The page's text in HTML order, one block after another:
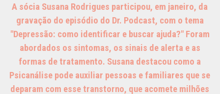
A sócia Susana Rodrigues participou, em janeiro, da
gravação do episódio do Dr. Podcast, com o tema
"Depressão: como identificar e buscar ajuda?" Foram
abordados os sintomas, os sinais de alerta e as
formas de tratamento. Susana destacou como a
Psicanálise pode auxiliar pessoas e familiares que se
deparam com esse transtorno, que acomete milhões